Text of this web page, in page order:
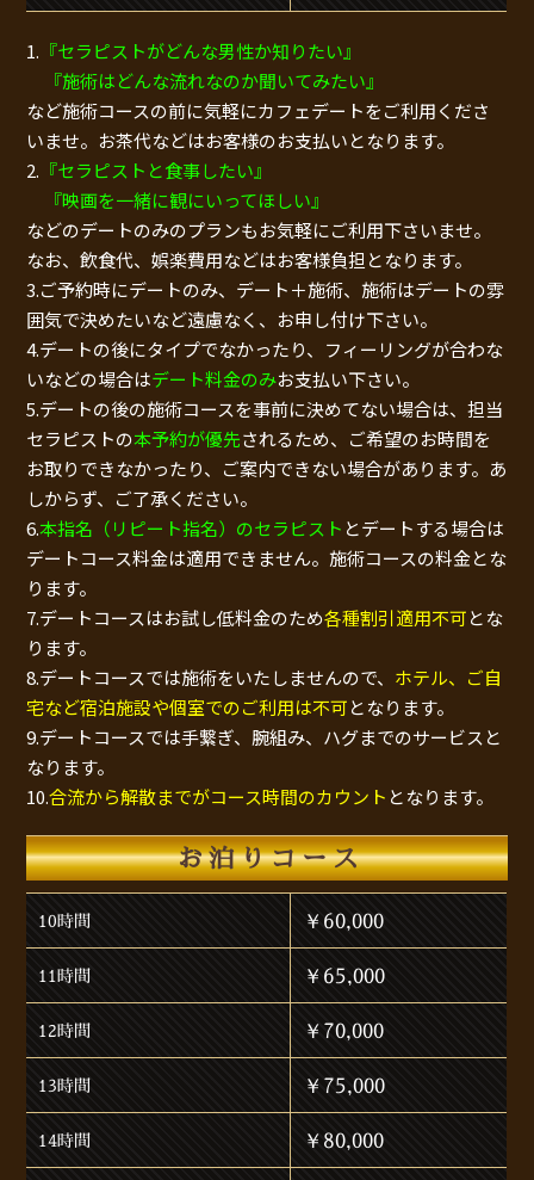
1. 『セラピストがどんな男性か知りたい』
『施術はどんな流れなのか聞いてみたい』
など施術コースの前に気軽にカフェデートをご利用くださ
いませ。お茶代などはお客様のお支払いとなります。
2. 『セラピストと食事したい』
『映画を一緒に観にいってほしい』
などのデートのみのプランもお気軽にご利用下さいませ。
なお、飲食代、娯楽費用などはお客様負担となります。
3.ご予約時にデートのみ、デート＋施術、施術はデートの雰
囲気で決めたいなど遠慮なく、お申し付け下さい。
4.デートの後にタイプでなかったり、フィーリングが合わな
いなどの場合はデート料金のみお支払い下さい。
5.デートの後の施術コースを事前に決めてない場合は、担当
セラピストの本予約が優先されるため、ご希望のお時間を
お取りできなかったり、ご案内できない場合があります。あ
しからず、ご了承ください。
6.本指名（リピート指名）のセラピスト とデートする場合は
デートコース料金は適用できません。施術コースの料金とな
ります。
7.デートコースはお試し低料金のため各種割引適用不可とな
ります。
8.デートコースでは施術をいたしませんので、 ホテル、ご自
宅など宿泊施設や個室でのご利用は不可となります。
9.デートコースでは手繋ぎ、腕組み、ハグまでのサービスと
なります。
10.合流から解散までがコース時間のカウント となります。
お泊りコース
10時間 ￥60,000
11時間 ￥65,000
12時間 ￥70,000
13時間 ￥75,000
14時間 ￥80,000